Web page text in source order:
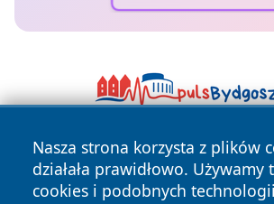
Nasza strona korzysta z plików
działała prawidłowo.
cookies i podobnych